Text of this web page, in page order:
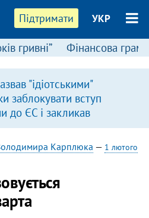
Підтримати УКР
гривні” Фінансова
"ідіотськими"
заблокувати вступ
до ЄС і закликав
антиукраїнську
Карплюка — 1 лютого